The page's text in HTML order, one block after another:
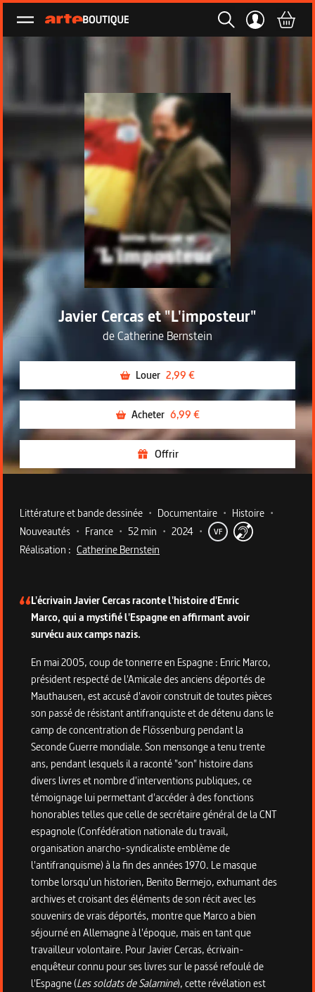
Ouvrir le menu
Javier Cercas et "L'imposteur"
deCatherine Bernstein
Louer 2,99 €
Acheter 6,99 €
Offrir
Metadata du programme
Littérature et bande dessinée • Documentaire • Histoire •
Nouveautés • France • 52 min • 2024 • VF
Réalisation : Catherine Bernstein
L'écrivain Javier Cercas raconte l'histoire d'Enric
Marco, qui a mystifié l'Espagne en affirmant avoir
survécu aux camps nazis.
En mai 2005, coup de tonnerre en Espagne : Enric Marco,
président respecté de l'Amicale des anciens déportés de
Mauthausen, est accusé d'avoir construit de toutes pièces
son passé de résistant antifranquiste et de détenu dans le
camp de concentration de Flössenburg pendant la
Seconde Guerre mondiale. Son mensonge a tenu trente
ans, pendant lesquels il a raconté "son" histoire dans
divers livres et nombre d'interventions publiques, ce
témoignage lui permettant d'accéder à des fonctions
honorables telles que celle de secrétaire général de la CNT
espagnole (Confédération nationale du travail,
organisation anarcho-syndicaliste emblème de
l'antifranquisme) à la fin des années 1970. Le masque
tombe lorsqu'un historien, Benito Bermejo, exhumant des
archives et croisant des éléments de son récit avec les
souvenirs de vrais déportés, montre que Marco a bien
séjourné en Allemagne à l'époque, mais en tant que
travailleur volontaire. Pour Javier Cercas, écrivain-
enquêteur connu pour ses livres sur le passé refoulé de
l'Espagne (Les soldats de Salamine), cette révélation est